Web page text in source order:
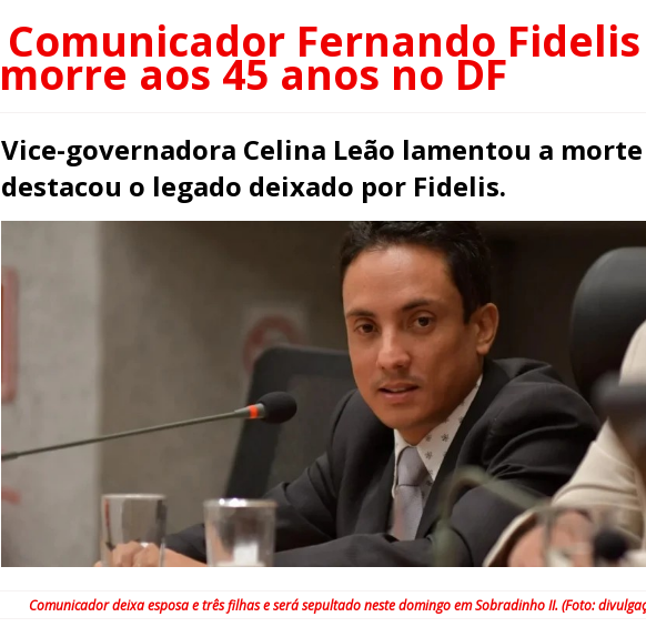
Comunicador Fernando Fidelis
morre aos 45 anos no DF
Vice-governadora Celina Leão lamentou a
destacou o legado deixado por Fidelis.
Comunicador deixa esposa e três filhas e será sepultado neste domingo em Sobradinho II. (Foto: